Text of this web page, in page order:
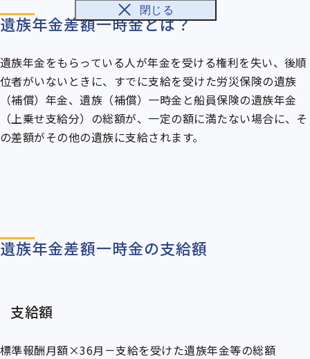
閉じる
遺族年金差額一時金とは？
遺族年金をもらっている人が年金を受ける権利を失い、後順
位者がいないときに、すでに支給を受けた労災保険の遺族
（補償）年金、遺族（補償）一時金と船員保険の遺族年金
（上乗せ支給分）の総額が、一定の額に満たない場合に、そ
の差額がその他の遺族に支給されます。
遺族年金差額一時金の支給額
支給額
標準報酬月額×36月－支給を受けた遺族年金等の総額